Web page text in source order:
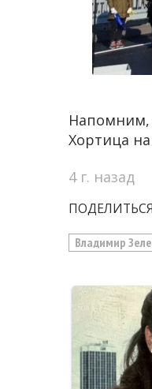
Напомним,
Хортица
4 г. назад
Владимир